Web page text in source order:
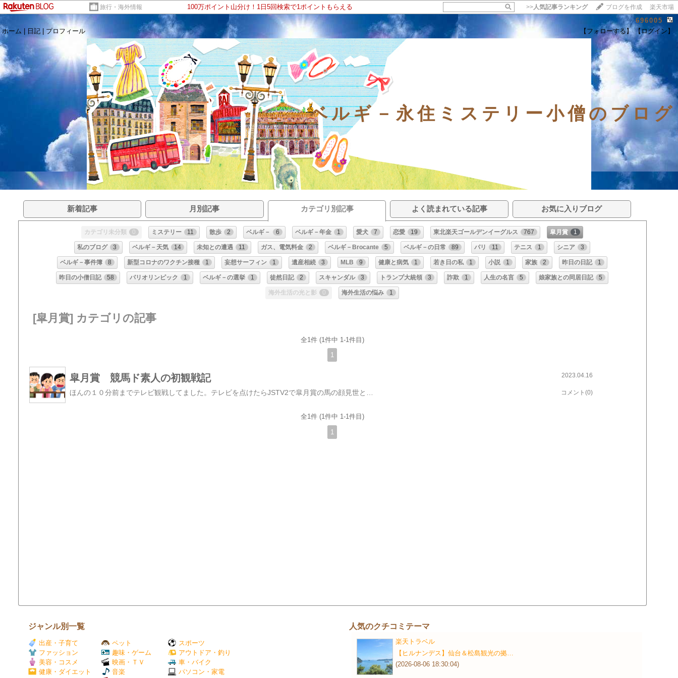
旅行・海外情報 100万ポイント山分け！1日5回検索で1ポイントもらえる >>人気記事ランキング ブログを作成 楽天市場
696005
ホーム
日記 プロフィール 【フォローする】 【ログイン】
ベルギ－永住ミステリー小僧のブログ
新着記事 月別記事 カテゴリ別記事 よく読まれている記事 お気に入りブログ
カテゴリ未分類 0 ミステリー 11 散歩 2 ベルギ－ 6 ベルギ－年金 1 愛犬 7 恋愛 19 東北楽天ゴールデンイーグルス 767 皐月賞 1
私のブログ 3 ベルギ－天気 14 未知との遭遇 11 ガス、電気料金 2 ベルギ－Brocante 5 ベルギ－の日常 89 パリ 11 テニス 1 シニア 3
ベルギ－事件簿 8 新型コロナのワクチン接種 1 妄想サーフィン 1 遺産相続 3 MLB 9 健康と病気 1 若き日の私 1 小説 1 家族 2 昨日の日記 1
昨日の小僧日記 58 パリオリンピック 1 ベルギ－の選挙 1 徒然日記 2 スキャンダル 3 トランプ大統領 3 詐欺 1 人生の名言 5 娘家族との同居日記 5
海外生活の光と影 0 海外生活の悩み 1
[皐月賞] カテゴリの記事
全1件 (1件中 1-1件目)
1
皐月賞 競馬ド素人の初観戦記 2023.04.16
コメント(0)
全1件 (1件中 1-1件目)
1
ジャンル別一覧
出産・子育て
ファッション
美容・コスメ
健康・ダイエット
ペット
趣味・ゲーム
映画・ＴＶ
音楽
スポーツ
アウトドア・釣り
車・バイク
パソコン・家電
人気のクチコミテーマ
楽天トラベル
【ヒルナンデス】仙台＆松島観光の拠…
(2026-08-06 18:30:04)